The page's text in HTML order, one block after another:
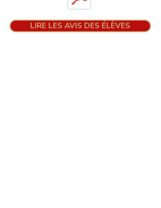
LIRE LES AVIS DES ÉLÈVES